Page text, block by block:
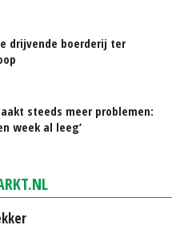
drijvende boerderij ter
steeds meer problemen:
week al leeg’